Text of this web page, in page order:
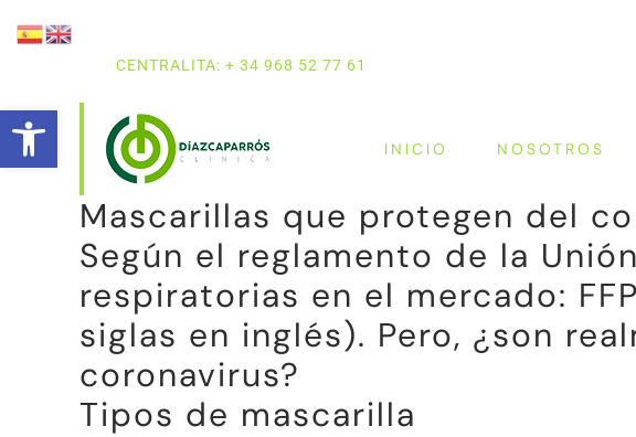
Abrir barra de herramientas
CENTRALITA: + 34 968 52 77 61
INICIO NOSOTROS
Mascarillas que protegen del
Según el reglamento de la
respiratorias en el mercado:
siglas en inglés). Pero, ¿son
coronavirus?
Tipos de mascarilla